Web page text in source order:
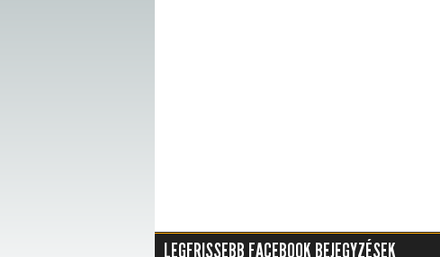
LEGFRISSEBB FACEBOOK BEJEGYZÉSEK